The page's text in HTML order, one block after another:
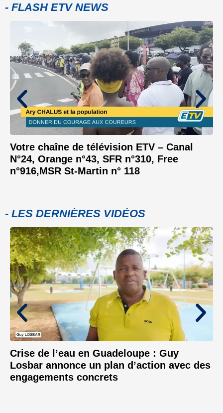
- FLASH ETV NEWS
Votre chaîne de télévision ETV – Canal
N°24, Orange n°43, SFR n°310, Free
n°916,MSR St-Martin n° 118
- LES DERNIÈRES VIDÉOS
Crise de l’eau en Guadeloupe : Guy
Losbar annonce un plan d’action avec des
engagements concrets